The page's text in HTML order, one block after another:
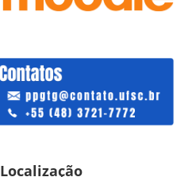
Localização